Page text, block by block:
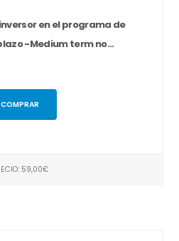
en el programa de
-Medium term no...
COMPRAR
59,00€